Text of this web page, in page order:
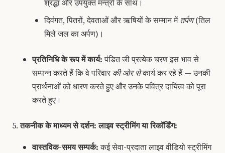
श्रद्धा और उपयुक्त मन्त्रों के साथ।
दिवंगत, पितरों, देवताओं और ऋषियों के सम्मान मेंतर्पण(तिल
मिले जल का अर्पण)।
प्रतिनिधि के रूप में कार्य:पंडित जी प्रत्येक चरण इस भाव से
सम्पन्न करते हैं कि वे परिवार की ओर सेकार्य कर रहे हैं — उनकी
प्रार्थनाओं को धारण करते हुए और उनके पवित्र दायित्व को पूरा
करते हुए।
तकनीक के माध्यम से दर्शन: लाइव स्ट्रीमिंग या रिकॉर्डिंग:
वास्तविक-समय सम्पर्क:कई सेवा-प्रदाता लाइव वीडियो स्ट्रीमिंग